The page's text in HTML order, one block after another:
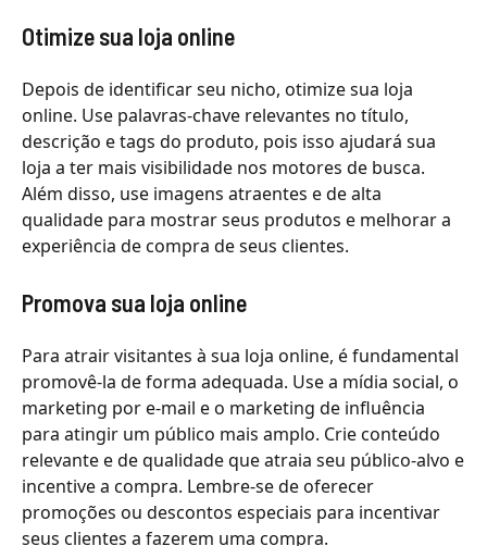
Otimize sua loja online
Depois de identificar seu nicho, otimize sua loja
online. Use palavras-chave relevantes no título,
descrição e tags do produto, pois isso ajudará sua
loja a ter mais visibilidade nos motores de busca.
Além disso, use imagens atraentes e de alta
qualidade para mostrar seus produtos e melhorar a
experiência de compra de seus clientes.
Promova sua loja online
Para atrair visitantes à sua loja online, é fundamental
promovê-la de forma adequada. Use a mídia social, o
marketing por e-mail e o marketing de influência
para atingir um público mais amplo. Crie conteúdo
relevante e de qualidade que atraia seu público-alvo e
incentive a compra. Lembre-se de oferecer
promoções ou descontos especiais para incentivar
seus clientes a fazerem uma compra.